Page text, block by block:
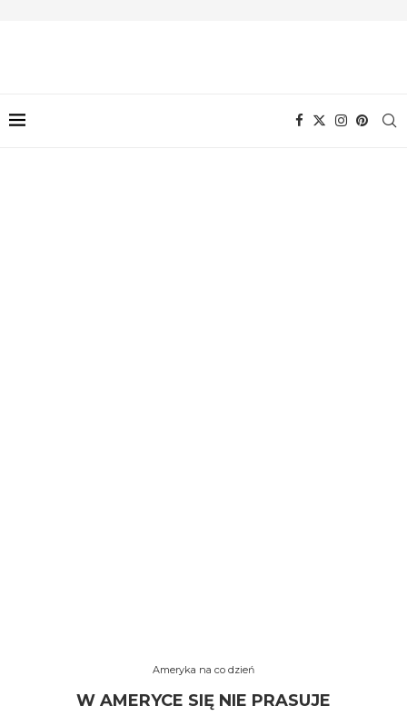
Ameryka na co dzień
W AMERYCE SIĘ NIE PRASUJE